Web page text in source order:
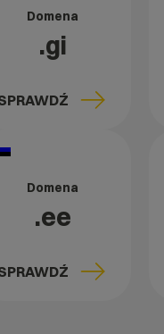
Domena
.gi
Domena
.ee